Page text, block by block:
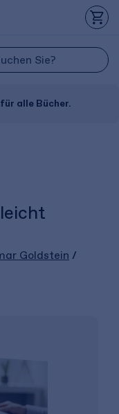
alle Bücher.
Goldstein /